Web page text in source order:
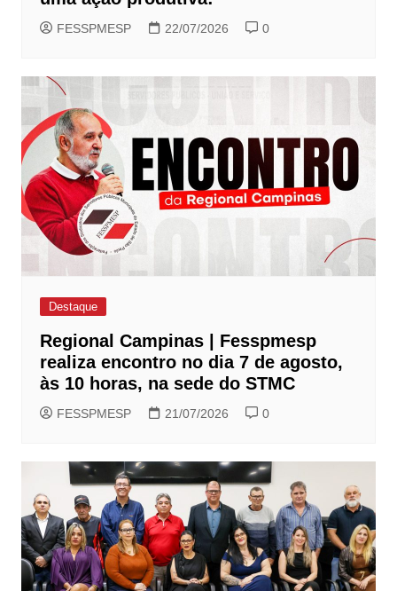
FESSPMESP 22/07/2026 0
Destaque
Regional Campinas | Fesspmesp
realiza encontro no dia 7 de agosto,
às 10 horas, na sede do STMC
FESSPMESP 21/07/2026 0